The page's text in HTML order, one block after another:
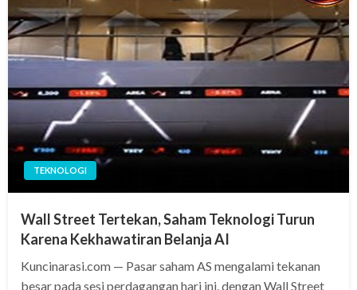
TEKNOLOGI
Wall Street Tertekan, Saham Teknologi Turun
Karena Kekhawatiran Belanja AI
Kuncinarasi.com — Pasar saham AS mengalami tekanan
besar pada sesi perdagangan hari ini, dengan Wall Street